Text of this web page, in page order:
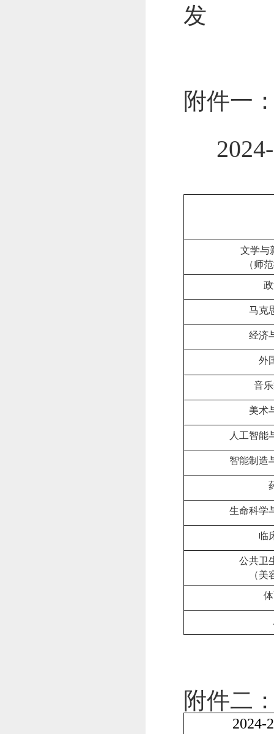
发
附件一
文学与
（师
马克
经济
外
音
美术
人工智能
智能制造
生命科学
临
公共卫
（美
附件二
2024-